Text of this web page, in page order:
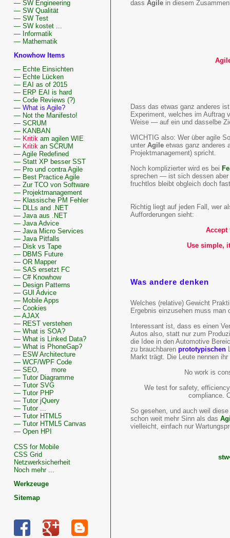
— SW Engineering
— SW Qualität
— SW Test
— SW kostet ...
— Informatik
— Mathematik
Knowhow Items
— Echte Einsichten
— Echte Lücken
— EAI as of 2015
— ERP EAI is hard
— Code Reviews (?)
— What is Agile?
— Not the Manifesto!
— SCRUM
— KANBAN
— Kritik am agilen WIE
— Kritik an SCRUM
— Agile Redefined
— Statt XP besser SST
— Pro und contra Agile
— Best Practice Agile
— Zur TCO von Software
— Projektmanagement
— Klassische PM Fehler
— DLLs and .NET
— Java aus .NET
— Java Advice
— Java Micro Services
— Java Pitfalls
— Disk vs Tape
— DBMS Future
— OR Mapper
— SAS ersetzt FC
— C# Knowhow
— Design Patterns
— GUI Advice
— Mobile Apps
— Cookies
— AJAX
— REST verstehen
— What is SOA?
— What is Linked Data?
— What is PhoneGap?
— ESW Architecture
— WCF/WPF Code
— SEO,
more
— Tutor Diagramme
— Tutor SVG
— Tutor PHP
— Tutor jQuery
— Tutor ...
— Tutor HTML5
— Tutor HTML5 Canvas
— Open HPI
CSS for Mobile
CSS Grid
Netzwerksicherheit
Noch mehr ...
Werkzeuge
Sitemap
dass Agile in diesem
Dass das etwas ganz anderes
Experiment, welches im Auftrag
Weise — auf ein und dasselbe
WICHTIG also: Wer über agile
unter Agile etwas ganz anderes
Projektmanagement) spricht.
Noch komplizierter wird es bei
sprechen — ist sich dessen
fruchtlos bleibt obgleich doch
Richtig liegt auf jeden Fall, wer
Aufforderungen sieht:
Accept
Use simple,
Was andere denken
Welches (relative) Gewicht
Ergebnis einzusehen muss
Interessant ist, dass es einen
Autos also, statt nur zum
die Idee in den Automotive
zu brauchbaren prototypischen
Markt trägt. Die Leute nennen
No work is
We test for safety,
compliance.
So gesehen, und auch weil
schon weit mehr Sinn als das
vielleicht, einfach nur